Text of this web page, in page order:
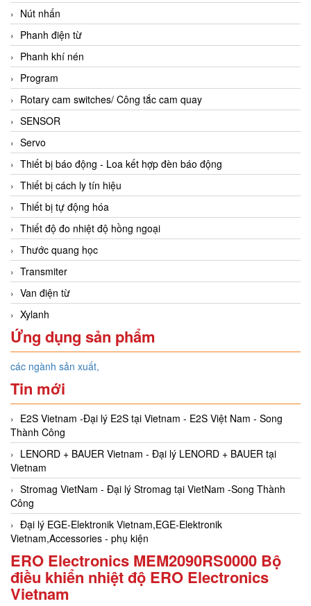
Nút nhấn
Phanh điện từ
Phanh khí nén
Program
Rotary cam switches/ Công tắc cam quay
SENSOR
Servo
Thiết bị báo động - Loa kết hợp đèn báo động
Thiết bị cách ly tín hiệu
Thiết bị tự động hóa
Thiết độ đo nhiệt độ hồng ngoại
Thước quang học
Transmiter
Van điện từ
Xylanh
Ứng dụng sản phẩm
các ngành sản xuất,
Tin mới
E2S Vietnam -Đại lý E2S tại Vietnam - E2S Việt Nam - Song
Thành Công
LENORD + BAUER Vietnam - Đại lý LENORD + BAUER tại
Vietnam
Stromag VietNam - Đại lý Stromag tại VietNam -Song Thành
Công
Đại lý EGE-Elektronik Vietnam,EGE-Elektronik
Vietnam,Accessories - phụ kiện
ERO Electronics MEM2090RS0000 Bộ
điều khiển nhiệt độ ERO Electronics
Vietnam